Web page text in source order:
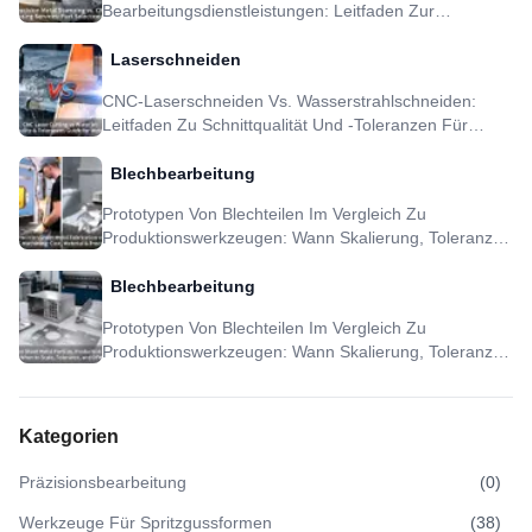
Bearbeitungsdienstleistungen: Leitfaden Zur
Laserschneiden
CNC-Laserschneiden Vs. Wasserstrahlschneiden:
Leitfaden Zu Schnittqualität Und -toleranzen Für
Blechbearbeitung
Prototypen Von Blechteilen Im Vergleich Zu
Produktionswerkzeugen: Wann Skalierung, Toleranz
Blechbearbeitung
Prototypen Von Blechteilen Im Vergleich Zu
Produktionswerkzeugen: Wann Skalierung, Toleranz
Kategorien
Präzisionsbearbeitung (0)
Werkzeuge Für Spritzgussformen (38)